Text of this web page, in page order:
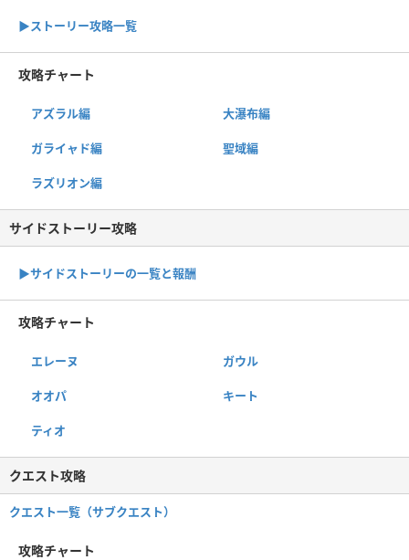
▶︎ストーリー攻略一覧
攻略チャート
アズラル編 大瀑布編
ガライャド編 聖域編
ラズリオン編
サイドストーリー攻略
▶サイドストーリーの一覧と報酬
攻略チャート
エレーヌ ガウル
オオパ キート
ティオ
クエスト攻略
クエスト一覧（サブクエスト）
攻略チャート